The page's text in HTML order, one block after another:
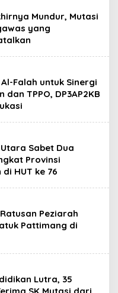
Mundur, Mutasi
yang
Falah untuk Sinergi
dan TPPO, DP3AP2KB
Utara Sabet Dua
Provinsi
HUT ke 76
Peziarah
Pattimang di
Lutra, 35